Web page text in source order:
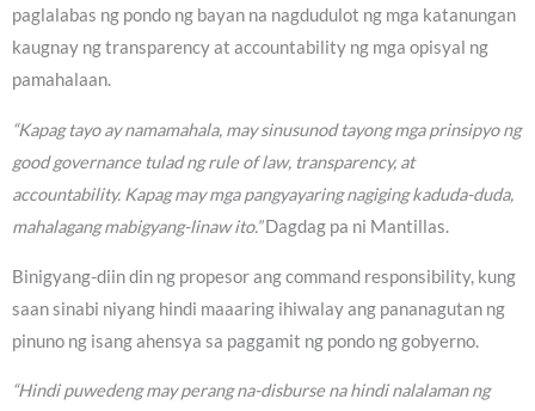
paglalabas ng pondo ng bayan na nagdudulot ng mga katanungan
kaugnay ng transparency at accountability ng mga opisyal ng
pamahalaan.
“Kapag tayo ay namamahala, may sinusunod tayong mga prinsipyo ng
good governance tulad ng rule of law, transparency, at
accountability. Kapag may mga pangyayaring nagiging kaduda-duda,
mahalagang mabigyang-linaw ito.”Dagdag pa ni Mantillas.
Binigyang-diin din ng propesor ang command responsibility, kung
saan sinabi niyang hindi maaaring ihiwalay ang pananagutan ng
pinuno ng isang ahensya sa paggamit ng pondo ng gobyerno.
“Hindi puwedeng may perang na-disburse na hindi nalalaman ng